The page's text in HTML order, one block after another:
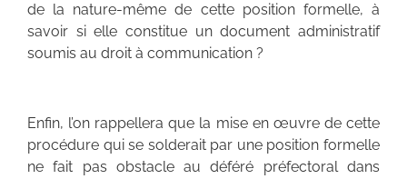
de la nature-même de cette position formelle, à
savoir si elle constitue un document administratif
soumis au droit à communication ?
Enfin, l’on rappellera que la mise en œuvre de cette
procédure qui se solderait par une position formelle
ne fait pas obstacle au déféré préfectoral dans